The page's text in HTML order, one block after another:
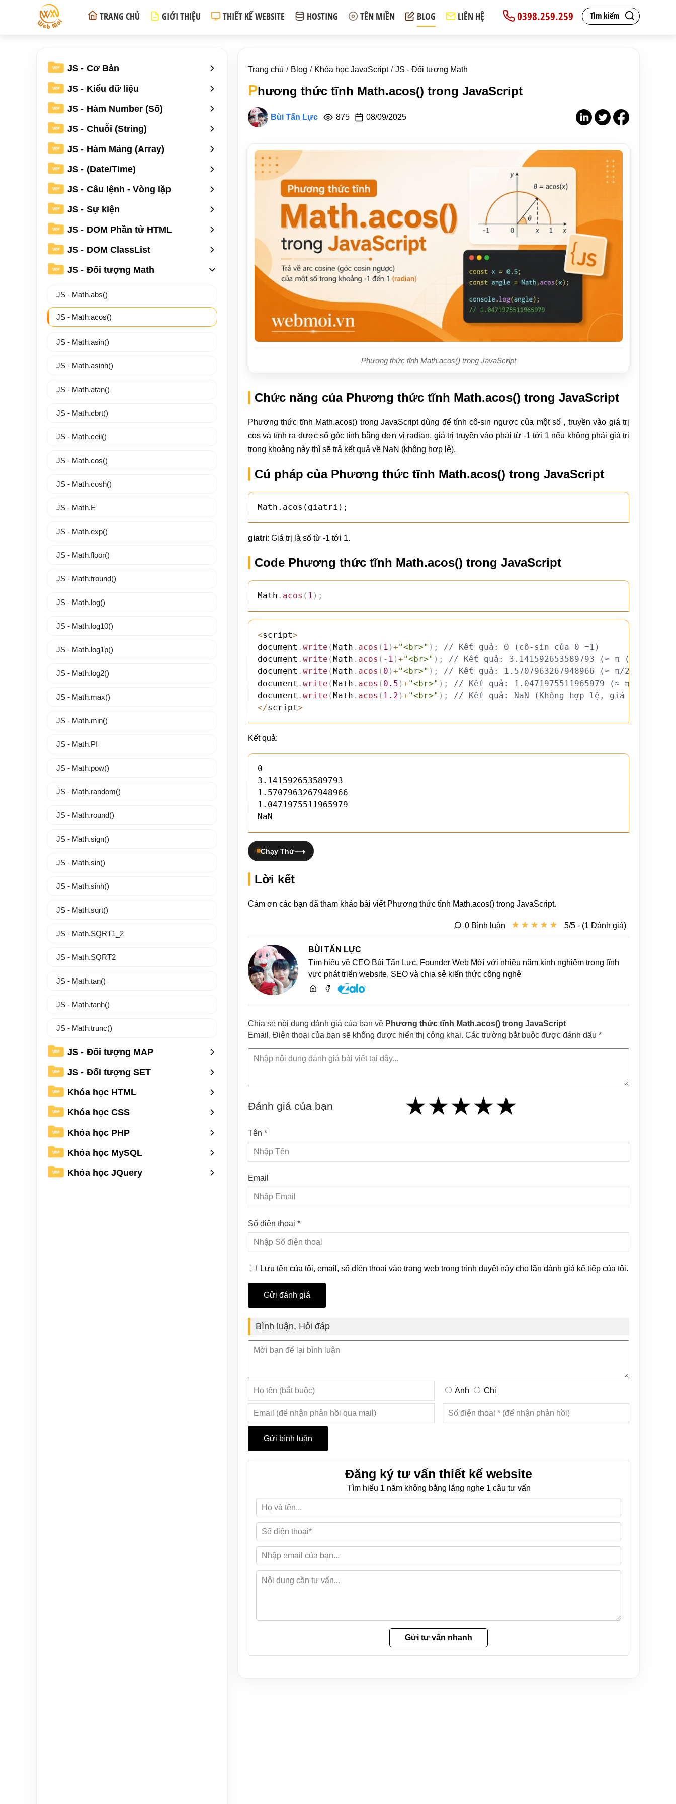
Tìm kiếm
0398.259.259
TRANG CHỦ GIỚI THIỆU THIẾT KẾ WEBSITE HOSTING TÊN MIỀN BLOG LIÊN HỆ
Trang chủ Blog Khóa học JavaScript JS - Đối tượng Math
Phương thức tĩnh Math.acos() trong JavaScript
Bùi Tấn Lực 875 08/09/2025
Phương thức tĩnh Math.acos() trong JavaScript
Chức năng của Phương thức tĩnh Math.acos() trong JavaScript
Phương thức tĩnh Math.acos() trong JavaScript dùng để tính cô-sin ngược của một số , truyền vào giá trị
cos và tính ra được số góc tính bằng đơn vị radian, giá trị truyền vào phải từ -1 tới 1 nếu không phải giá trị
trong khoảng này thì sẽ trả kết quả về NaN (không hợp lệ).
Cú pháp của Phương thức tĩnh Math.acos() trong JavaScript
Math.acos(giatri);
giatri: Giá trị là số từ -1 tới 1.
Code Phương thức tĩnh Math.acos() trong JavaScript
Math . acos ( 1 ) ;
<script>
document . write (Math . acos ( 1 )+"<br>" ) ;
// Kết quả: 0 (cô-sin của 0 =1)
document . write (Math . acos ( - 1 )+"<br>" ) ;
// Kết quả: 3.141592653589793 (≈ π (pi))
document . write (Math . acos ( 0 )+"<br>" ) ;
// Kết quả: 1.5707963267948966 (≈ π/2 (pi/2))
document . write (Math . acos ( 0.5 )+"<br>" ) ;
// Kết quả: 1.0471975511965979 (≈ π/3 (pi/
document . write (Math . acos ( 1.2 )+"<br>" ) ;
// Kết quả: NaN (Không hợp lệ, giá trị
</script>
Kết quả:
0
3.141592653589793
1.5707963267948966
1.0471975511965979
NaN
Chạy Thử
Lời kết
Cảm ơn các bạn đã tham khảo bài viết Phương thức tĩnh Math.acos() trong JavaScript.
★ ★ ★ ★ ★
★ ★ ★ ★ ★ 5/5 - (1 Đánh giá)
0 Bình luận
BÙI TẤN LỰC
Tìm hiểu về CEO Bùi Tấn Lực, Founder Web Mới với nhiều năm kinh nghiệm trong lĩnh
vực phát triển website, SEO và chia sẻ kiến thức công nghệ
Chia sẻ nội dung đánh giá của bạn về Phương thức tĩnh Math.acos() trong JavaScript
Email, Điện thoại của bạn sẽ không được hiển thị công khai. Các trường bắt buộc được đánh dấu *
Đánh giá của bạn ★
★★
★★★
★★★★
★★★★★
Tên *
Email
Số điện thoại *
Lưu tên của tôi, email, số điện thoại vào trang web trong trình duyệt này cho lần đánh giá kế tiếp của tôi.
Bình luận, Hỏi đáp
Anh Chị
Đăng ký tư vấn thiết kế website
Tìm hiểu 1 năm không bằng lắng nghe 1 câu tư vấn
WM JS - Cơ Bản
WM JS - Kiểu dữ liệu
WM JS - Hàm Number (Số)
WM JS - Chuỗi (String)
WM JS - Hàm Mảng (Array)
WM JS - (Date/Time)
WM JS - Câu lệnh - Vòng lặp
WM JS - Sự kiện
WM JS - DOM Phần tử HTML
WM JS - DOM ClassList
WM JS - Đối tượng Math
JS - Math.abs()
JS - Math.acos()
JS - Math.asin()
JS - Math.asinh()
JS - Math.atan()
JS - Math.cbrt()
JS - Math.ceil()
JS - Math.cos()
JS - Math.cosh()
JS - Math.E
JS - Math.exp()
JS - Math.floor()
JS - Math.fround()
JS - Math.log()
JS - Math.log10()
JS - Math.log1p()
JS - Math.log2()
JS - Math.max()
JS - Math.min()
JS - Math.PI
JS - Math.pow()
JS - Math.random()
JS - Math.round()
JS - Math.sign()
JS - Math.sin()
JS - Math.sinh()
JS - Math.sqrt()
JS - Math.SQRT1_2
JS - Math.SQRT2
JS - Math.tan()
JS - Math.tanh()
JS - Math.trunc()
WM JS - Đối tượng MAP
WM JS - Đối tượng SET
WM Khóa học HTML
WM Khóa học CSS
WM Khóa học PHP
WM Khóa học MySQL
WM Khóa học JQuery